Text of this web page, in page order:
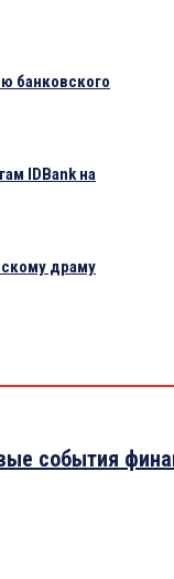
банковского
IDBank на
драму
события